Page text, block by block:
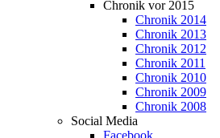
Chronik vor 2015
Chronik 2014
Chronik 2013
Chronik 2012
Chronik 2011
Chronik 2010
Chronik 2009
Chronik 2008
Social Media
Facebook